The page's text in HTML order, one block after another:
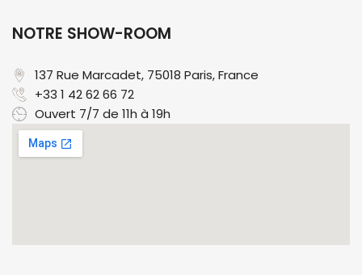
NOTRE SHOW-ROOM
137 Rue Marcadet, 75018 Paris, France​
+33 1 42 62 66 72
Ouvert 7/7 de 11h à 19h